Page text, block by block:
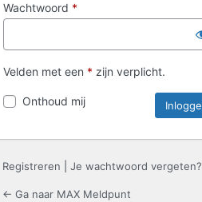
Wachtwoord *
Velden met een * zijn verplicht.
Onthoud mij
Registreren Je wachtwoord vergeten?
← Ga naar MAX Meldpunt